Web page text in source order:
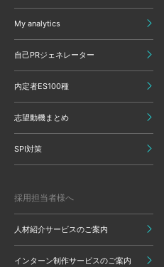
My analytics
自己PRジェネレーター
内定者ES100種
志望動機まとめ
SPI対策
採用担当者様へ
人材紹介サービスのご案内
インターン制作サービスのご案内